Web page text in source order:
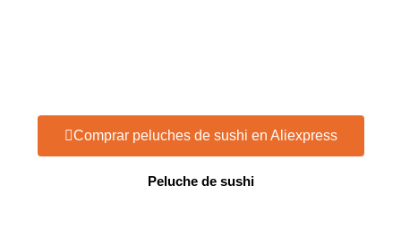
Comprar peluches de sushi en Aliexpress
Peluche de sushi